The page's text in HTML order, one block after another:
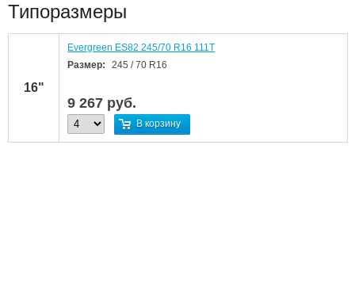
Типоразмеры
16"
Evergreen ES82 245/70 R16 111T
Размер:
245 / 70 R16
9 267 руб.
В корзину